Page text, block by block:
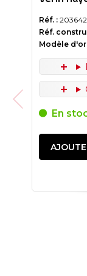
Réf. : 203642
Réf.
Modèle
En